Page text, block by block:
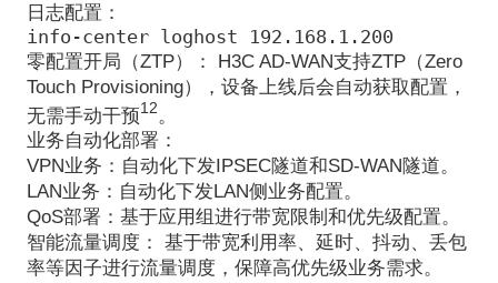
日志配置 ：
info-center loghost 192.168.1.200
零配置开局（ZTP）
： H3C AD-WAN支持ZTP（Zero
Touch Provisioning），设备上线后会自动获取配置，
无需手动干预12。
业务自动化部署 ：
VPN业务 ：自动化下发IPSEC隧道和SD-WAN隧道。
LAN业务 ：自动化下发LAN侧业务配置。
QoS部署 ：基于应用组进行带宽限制和优先级配置。
智能流量调度 ： 基于带宽利用率、延时、抖动、丢包
率等因子进行流量调度，保障高优先级业务需求。